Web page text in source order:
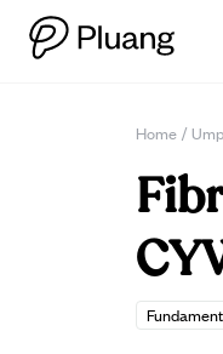
Home /